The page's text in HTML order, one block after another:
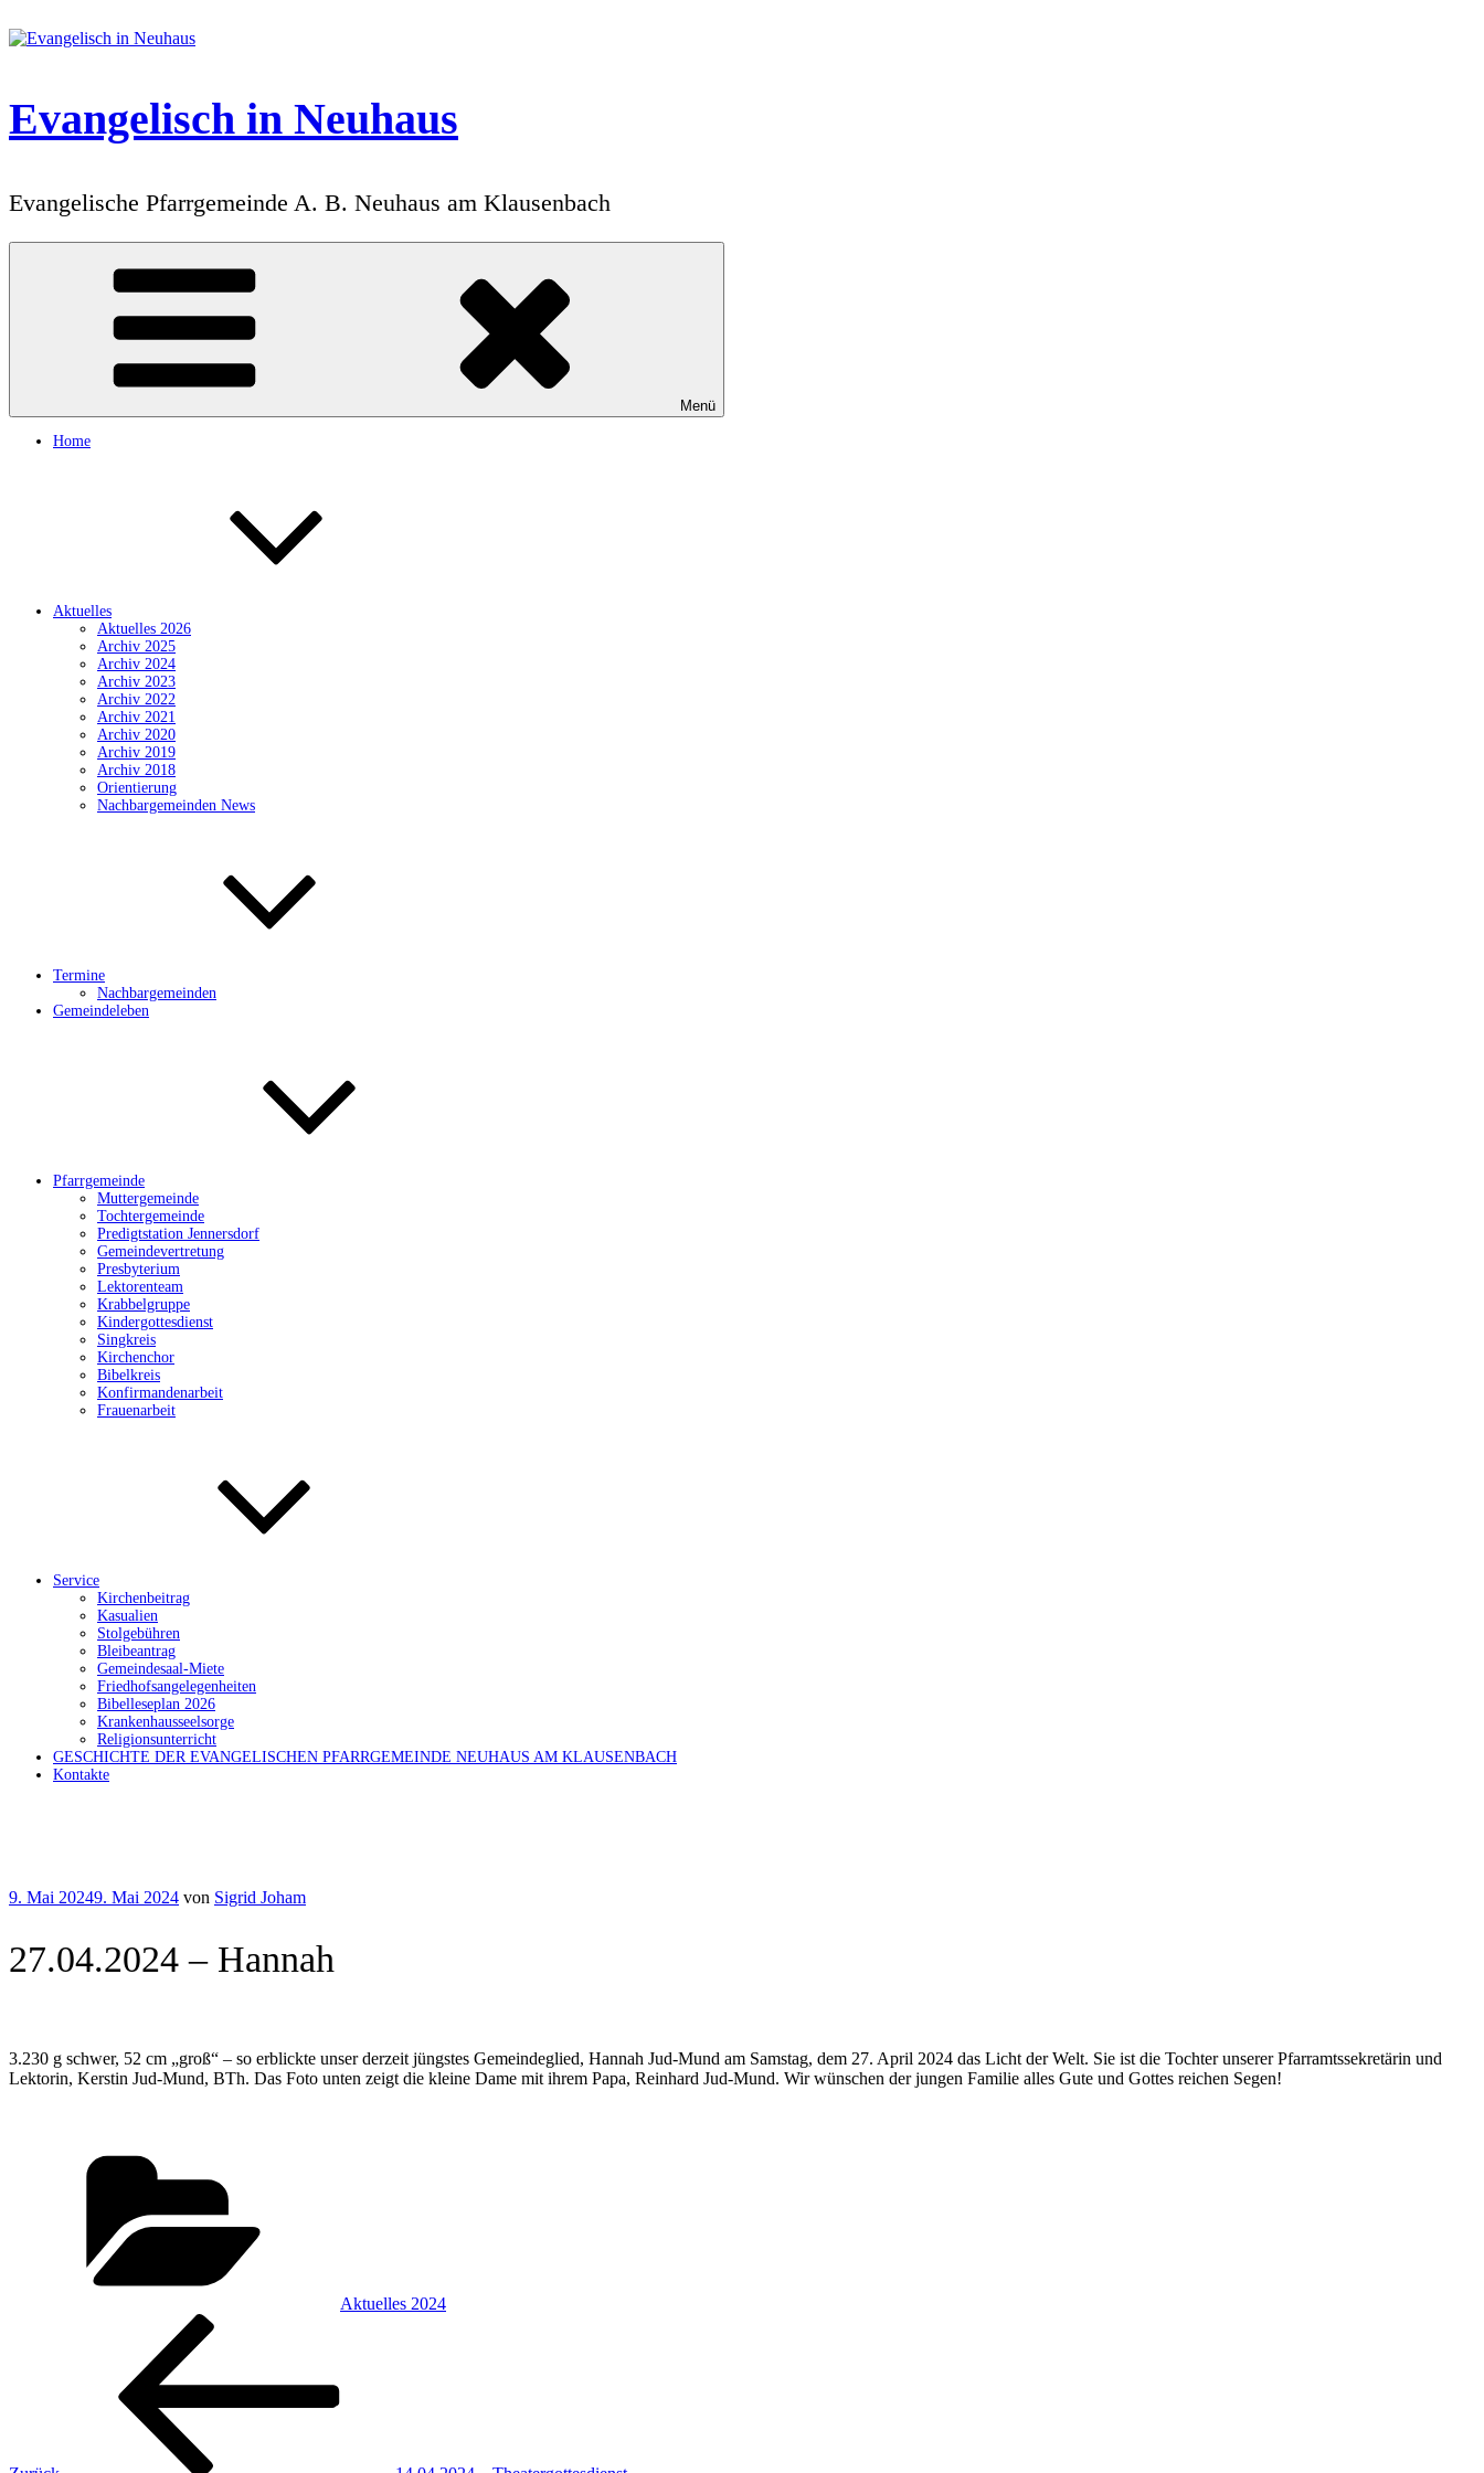
Inhalt
Evangelisch in Neuhaus
Evangelische Pfarrgemeinde A. B. Neuhaus am Klausenbach
Menü
Home
Aktuelles
Aktuelles 2026
Archiv 2025
Archiv 2024
Archiv 2023
Archiv 2022
Archiv 2021
Archiv 2020
Archiv 2019
Archiv 2018
Orientierung
Nachbargemeinden News
Termine
Nachbargemeinden
Gemeindeleben
Pfarrgemeinde
Muttergemeinde
Tochtergemeinde
Predigtstation Jennersdorf
Gemeindevertretung
Presbyterium
Lektorenteam
Krabbelgruppe
Kindergottesdienst
Singkreis
Kirchenchor
Bibelkreis
Konfirmandenarbeit
Frauenarbeit
Service
Kirchenbeitrag
Kasualien
Stolgebühren
Bleibeantrag
Gemeindesaal-Miete
Friedhofsangelegenheiten
Bibelleseplan 2026
Krankenhausseelsorge
Religionsunterricht
GESCHICHTE DER EVANGELISCHEN PFARRGEMEINDE NEUHAUS AM KLAUSENBACH
Kontakte
Veröffentlicht
9. Mai 20249. Mai 2024 von Sigrid Joham
27.04.2024 – Hannah
3.230 g schwer, 52 cm „groß“ – so erblickte unser derzeit jüngstes Gemeindeglied, Hannah Jud-Mund am Samstag, dem 27. April 2024 das Licht der Welt. Sie ist die Tochter unserer Pfarramtssekretärin und
Lektorin, Kerstin Jud-Mund, BTh. Das Foto unten zeigt die kleine Dame mit ihrem Papa, Reinhard Jud-Mund. Wir wünschen der jungen Familie alles Gute und Gottes reichen Segen!
Aktuelles 2024
Beitragsnavigation